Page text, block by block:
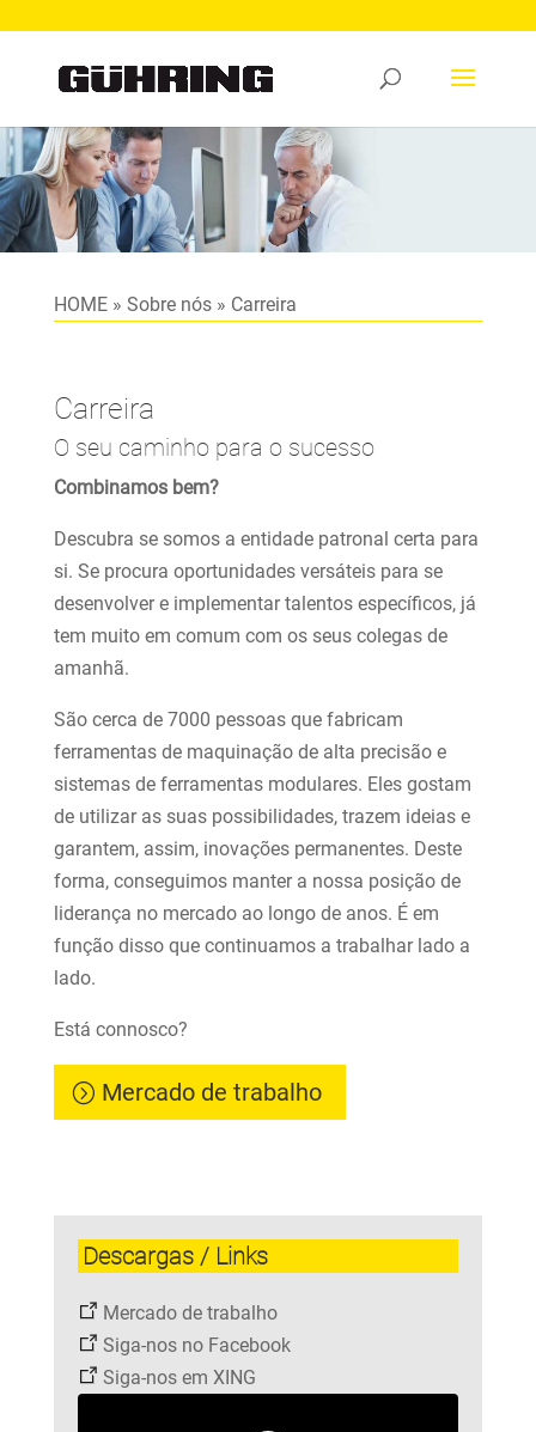
HOME» Sobre nós» Carreira
Carreira
O seu caminho para o sucesso
Combinamos bem?
Descubra se somos a entidade patronal certa para
si. Se procura oportunidades versáteis para se
desenvolver e implementar talentos específicos, já
tem muito em comum com os seus colegas de
amanhã.
São cerca de 7000 pessoas que fabricam
ferramentas de maquinação de alta precisão e
sistemas de ferramentas modulares. Eles gostam
de utilizar as suas possibilidades, trazem ideias e
garantem, assim, inovações permanentes. Deste
forma, conseguimos manter a nossa posição de
liderança no mercado ao longo de anos. É em
função disso que continuamos a trabalhar lado a
lado.
Está connosco?
Mercado de trabalho
Descargas / Links
Mercado de trabalho
Siga-nos no Facebook
Siga-nos em XING